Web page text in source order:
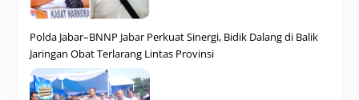
Polda Jabar–BNNP Jabar Perkuat Sinergi, Bidik Dalang di Balik
Jaringan Obat Terlarang Lintas Provinsi